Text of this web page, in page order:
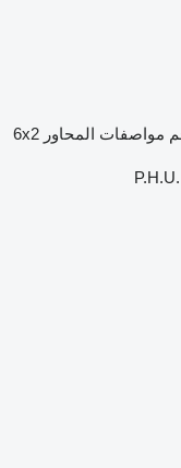
مواصفات المحاور 6x2